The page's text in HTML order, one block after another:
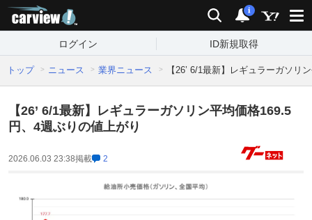
検索 通知
i
ログイン ID新規取得
トップ ニュース 業界ニュース 【26’ 6/1最新】レギュラーガソリ
【26’ 6/1最新】レギュラーガソリン平均価格169.5
円、4週ぶりの値上がり
2026.06.03 23:38掲載 2